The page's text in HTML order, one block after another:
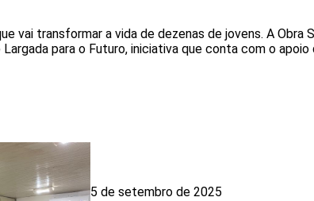
vai transformar a vida de dezenas de jovens. A Obra
para o Futuro, iniciativa que conta com o
5 de setembro de 2025